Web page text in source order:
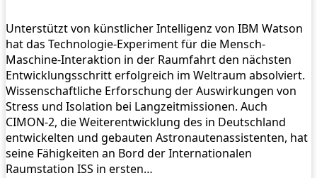
Unterstützt von künstlicher Intelligenz von IBM Watson
hat das Technologie-Experiment für die Mensch-
Maschine-Interaktion in der Raumfahrt den nächsten
Entwicklungsschritt erfolgreich im Weltraum absolviert.
Wissenschaftliche Erforschung der Auswirkungen von
Stress und Isolation bei Langzeitmissionen. Auch
CIMON-2, die Weiterentwicklung des in Deutschland
entwickelten und gebauten Astronautenassistenten, hat
seine Fähigkeiten an Bord der Internationalen
Raumstation ISS in ersten…